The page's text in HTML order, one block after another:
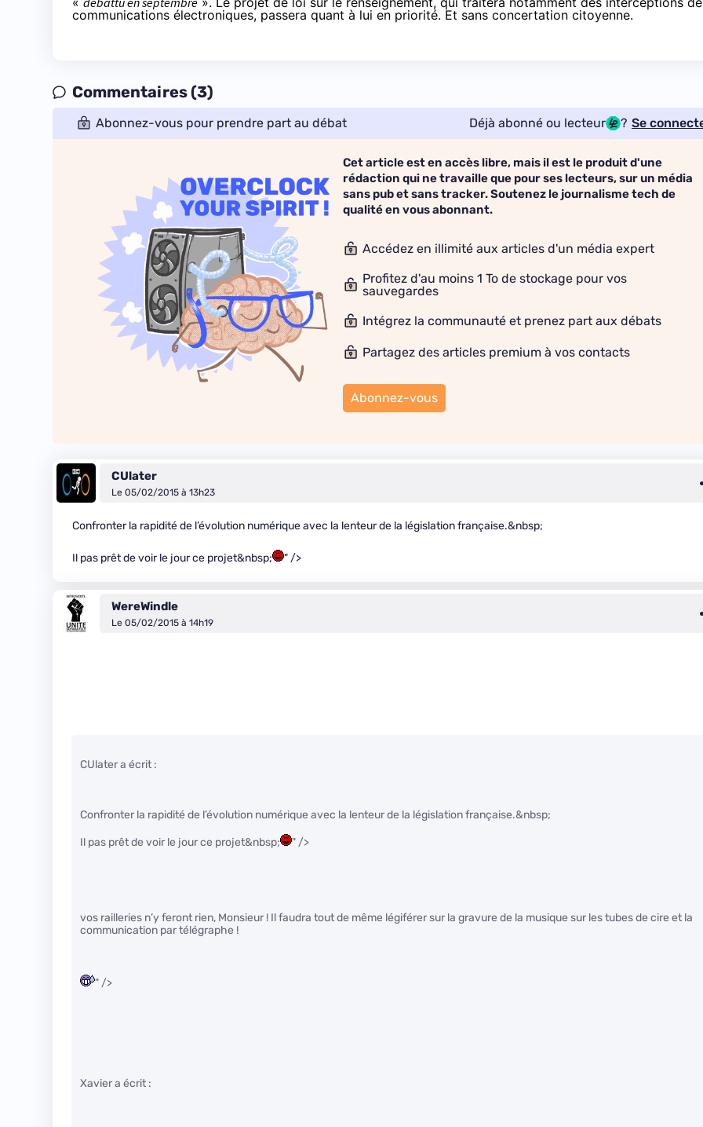
communications électroniques, passera quant à lui en priorité. Et sans concertation citoyenne.
Commentaires (3)
Abonnez-vous pour prendre part au débat Déjà abonné ou lecteur ? Se
Cet article est en accès libre, mais il est le produit d'une
rédaction qui ne travaille que pour ses lecteurs, sur un média
sans pub et sans tracker. Soutenez le journalisme tech de
qualité en vous abonnant.
Accédez en illimité aux articles d'un média expert
Profitez d'au moins 1 To de stockage pour vos
sauvegardes
Intégrez la communauté et prenez part aux débats
Partagez des articles premium à vos contacts
Abonnez-vous
CUlater
Le 05/02/2015 à 13h23
Confronter la rapidité de l’évolution numérique avec la lenteur de la législation française.&nbsp;
Il pas prêt de voir le jour ce projet&nbsp; " />
WereWindle
Le 05/02/2015 à 14h19
CUlater a écrit :
Confronter la rapidité de l’évolution numérique avec la lenteur de la législation française.&nbsp;
Il pas prêt de voir le jour ce projet&nbsp; " />
vos railleries n’y feront rien, Monsieur ! Il faudra tout de même légiférer sur la gravure de la musique sur les tubes de cire et la
communication par télégraphe !
" />
Xavier a écrit :